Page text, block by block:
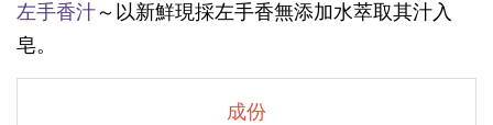
左手香汁～以新鮮現採左手香無添加水萃取其汁入
皂。
成份